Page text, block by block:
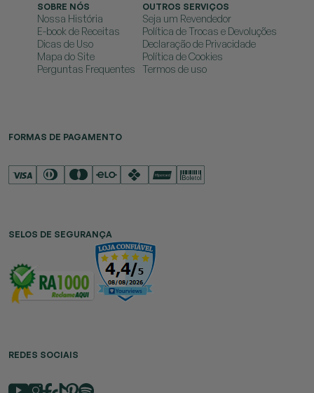
SOBRE NÓS
Nossa História
E-book de Receitas
Dicas de Uso
Mapa do Site
Perguntas Frequentes
OUTROS SERVIÇOS
Seja um Revendedor
Política de Trocas e Devoluções
Declaração de Privacidade
Política de Cookies
Termos de uso
FORMAS DE PAGAMENTO
SELOS DE SEGURANÇA
REDES SOCIAIS